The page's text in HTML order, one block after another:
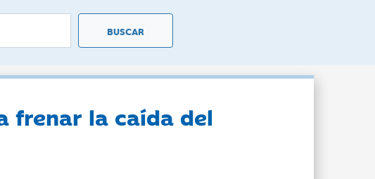
frenar la caída del